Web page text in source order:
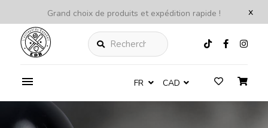
x
Grand choix de produits et expédition rapide !
Rechercher
FR CAD